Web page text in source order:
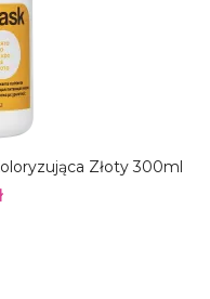
Złoty 300ml